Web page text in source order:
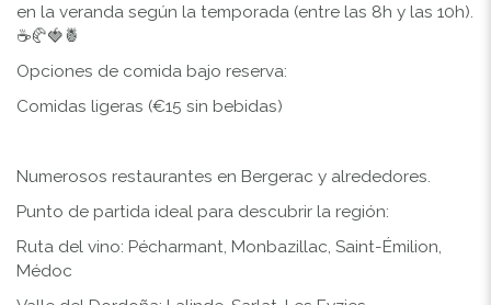
en la veranda según la temporada (entre las 8h y las 10h).
☕️🥐🍓🍍
Opciones de comida bajo reserva:
Comidas ligeras (€15 sin bebidas)
Numerosos restaurantes en Bergerac y alrededores.
Punto de partida ideal para descubrir la región:
Ruta del vino: Pécharmant, Monbazillac, Saint-Émilion,
Médoc